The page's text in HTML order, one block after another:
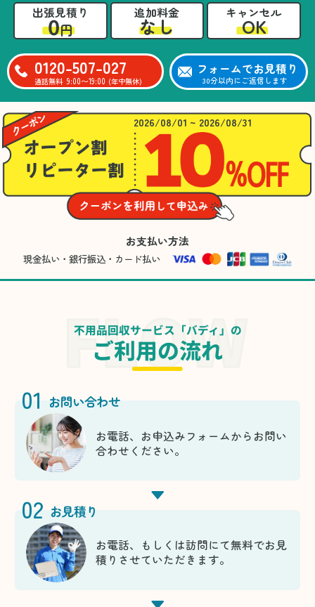
出張見積り
0円
追加料金
なし
キャンセル
OK
0120-507-027
通話無料 9:00〜19:00 (年中無休)
フォームでお見積り
30分以内にご返信します
2026/08/01 ~ 2026/08/31
お支払い方法
現金払い・銀行振込・カード払い
不用品回収サービス「バディ」の
ご利用の流れ
01 お問い合わせ
お電話、お申込みフォームからお問い
合わせください。
02 お見積り
お電話、もしくは訪問にて無料でお見
積りさせていただきます。